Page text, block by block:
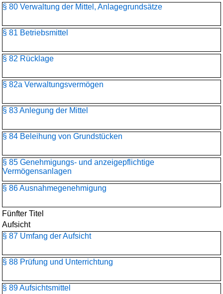
§ 80 Verwaltung der Mittel, Anlagegrundsätze
§ 81 Betriebsmittel
§ 82 Rücklage
§ 82a Verwaltungsvermögen
§ 83 Anlegung der Mittel
§ 84 Beleihung von Grundstücken
§ 85 Genehmigungs- und anzeigepflichtige
Vermögensanlagen
§ 86 Ausnahmegenehmigung
Fünfter Titel
Aufsicht
§ 87 Umfang der Aufsicht
§ 88 Prüfung und Unterrichtung
§ 89 Aufsichtsmittel